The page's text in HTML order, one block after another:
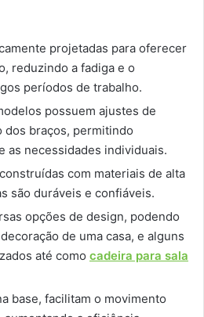
projetadas para oferecer
reduzindo a fadiga e o
períodos de trabalho.
possuem ajustes de
dos braços, permitindo
as necessidades individuais.
com materiais de alta
são duráveis e confiáveis.
opções de design, podendo
de uma casa, e alguns
até como cadeira para sala
base, facilitam o movimento